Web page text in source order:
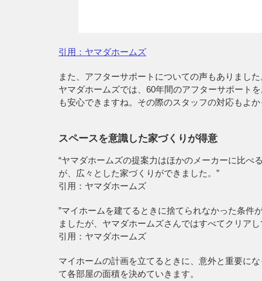
引用：ヤマダホームズ
また、アフターサポートについての声もありました
ヤマダホームズでは、60年間のアフターサポート
も安心できますね。その際のスタッフの対応もよ
スペースを意識した家づくりが得意
“ヤマダホームズの提案力はほかのメーカーに比
が、広々とした家づくりができました。”
引用：ヤマダホームズ
”マイホームを建てるときに捨てられなかった条
ましたが、ヤマダホームズさんではすべてクリア
引用：ヤマダホームズ
マイホームの計画を立てるときに、意外と重要に
て各部屋の面積を決めていきます。